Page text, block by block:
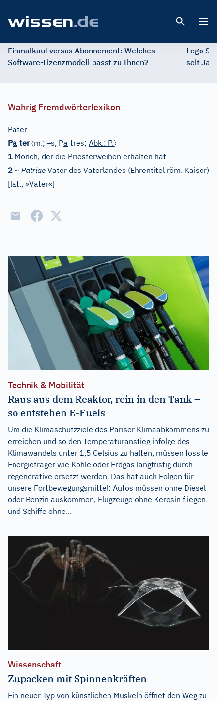
Einmalkauf versus Abonnement: Welches
Software-Lizenzmodell passt zu Ihnen?
Lego
seit
Wahrig Fremdwörterlexikon
Pater
Pa|ter 〈m.;–s, Pa|tres; Abk.: P.〉
1 Mönch, der die Priesterweihen erhalten hat
2 ~ Patriae Vater des Vaterlandes (Ehrentitel röm. Kaiser)
[lat., »Vater«]
Technik & Mobilität
Raus aus dem Reaktor, rein in den Tank –
so entstehen E-Fuels
Um die Klimaschutzziele des Pariser Klimaabkommens zu
erreichen und so den Temperaturanstieg infolge des
Klimawandels unter 1,5 Celsius zu halten, müssen fossile
Energieträger wie Kohle oder Erdgas langfristig durch
regenerative ersetzt werden. Das hat auch Folgen für
unsere Fortbewegungsmittel: Autos müssen ohne Diesel
oder Benzin auskommen, Flugzeuge ohne Kerosin fliegen
und Schiffe ohne...
Wissenschaft
Zupacken mit Spinnenkräften
Ein neuer Typ von künstlichen Muskeln öffnet den Weg zu